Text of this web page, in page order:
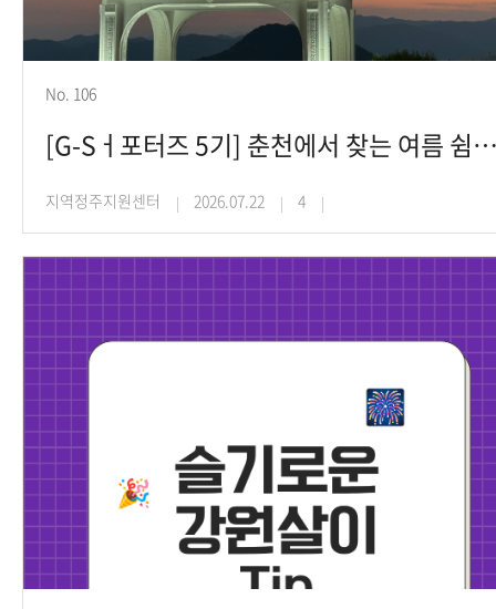
No. 106
[G-Sㅓ포터즈 5기] 춘천에서 찾는
지역정주지원센터 2026.07.22 4